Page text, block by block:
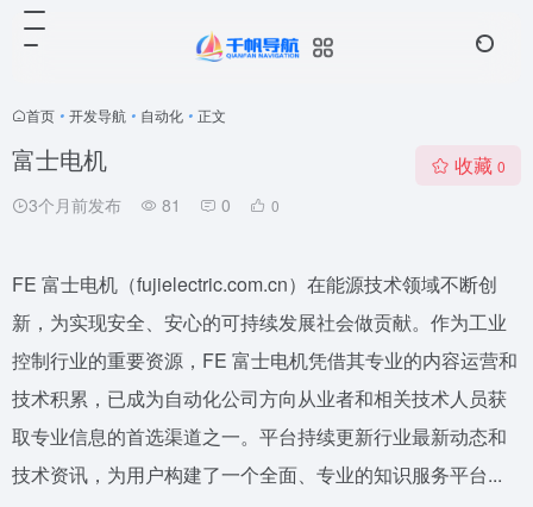
首页 • 开发导航 • 自动化 • 正文
富士电机
3个月前发布 81 0 0
收藏 0
FE 富士电机（fujielectric.com.cn）在能源技术领域不断创
新，为实现安全、安心的可持续发展社会做贡献。作为工业
控制行业的重要资源，FE 富士电机凭借其专业的内容运营和
技术积累，已成为自动化公司方向从业者和相关技术人员获
取专业信息的首选渠道之一。平台持续更新行业最新动态和
技术资讯，为用户构建了一个全面、专业的知识服务平台...